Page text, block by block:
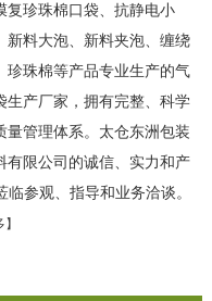
复珍珠棉口袋、抗静电小
新料大泡、新料夹泡、缠绕
珍珠棉等产品专业生产的气
生产厂家，拥有完整、科学
量管理体系。太仓东洲包装
有限公司的诚信、实力和产
参观、指导和业务洽谈。
】